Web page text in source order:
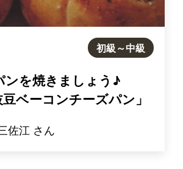
初級～中級
ンを焼きましょう♪
豆ベーコンチーズパン」
佐江 さん